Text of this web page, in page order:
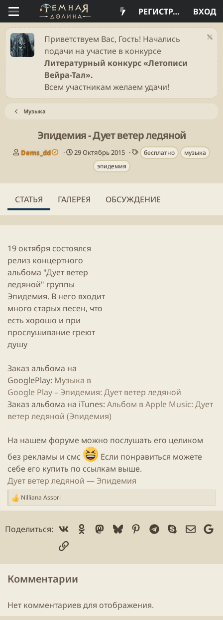
ВХОД
РЕГИСТРАЦИЯ
Приветствуем Вас, Гость! Начались
подачи на участие в конкурсе
Литературный конкурс «Летописи
Вейра-Тал».
Всем участникам желаем удачи!
Музыка
Эпидемия - Дует ветер ледяной
А
Dems_dd
Д
у
л
и
а
и
и
29 Октябрь 2015
Т
е
бесплатно
музыка
эпидемия
СТАТЬЯ ГАЛЕРЕЯ ОБСУЖДЕНИЕ
19 октября состоялся
релиз концертного
альбома "Дует ветер
ледяной" группы
Эпидемия. В него входит
много старых песен, что
есть хорошо и при
прослушивание греют
душу
Заказ альбома на
GooglePlay: Музыка в
Google Play – Эпидемия: Дует ветер ледяной
Заказ альбома на iTunes: Альбом в Apple Music: Дует
ветер ледяной (Эпидемия)
На нашем форуме можно послушать его целиком
без рекламы и смс
Если понравиться можете
себе его купить по ссылкам выше.
Дует ветер ледяной — Эпидемия
Р
е
к
:
Nilliana Assori
Поделиться: Vk Ok Mastodon
BlueskyPinterest
Telegram
Skype
Ссылка
Комментарии
Нет комментариев для отображения.